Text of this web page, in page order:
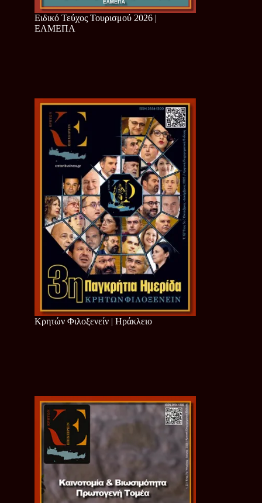
Ειδικό Τεύχος Τουρισμού 2026 |
ΕΛΜΕΠΑ
Κρητών Φιλοξενείν | Ηράκλειο